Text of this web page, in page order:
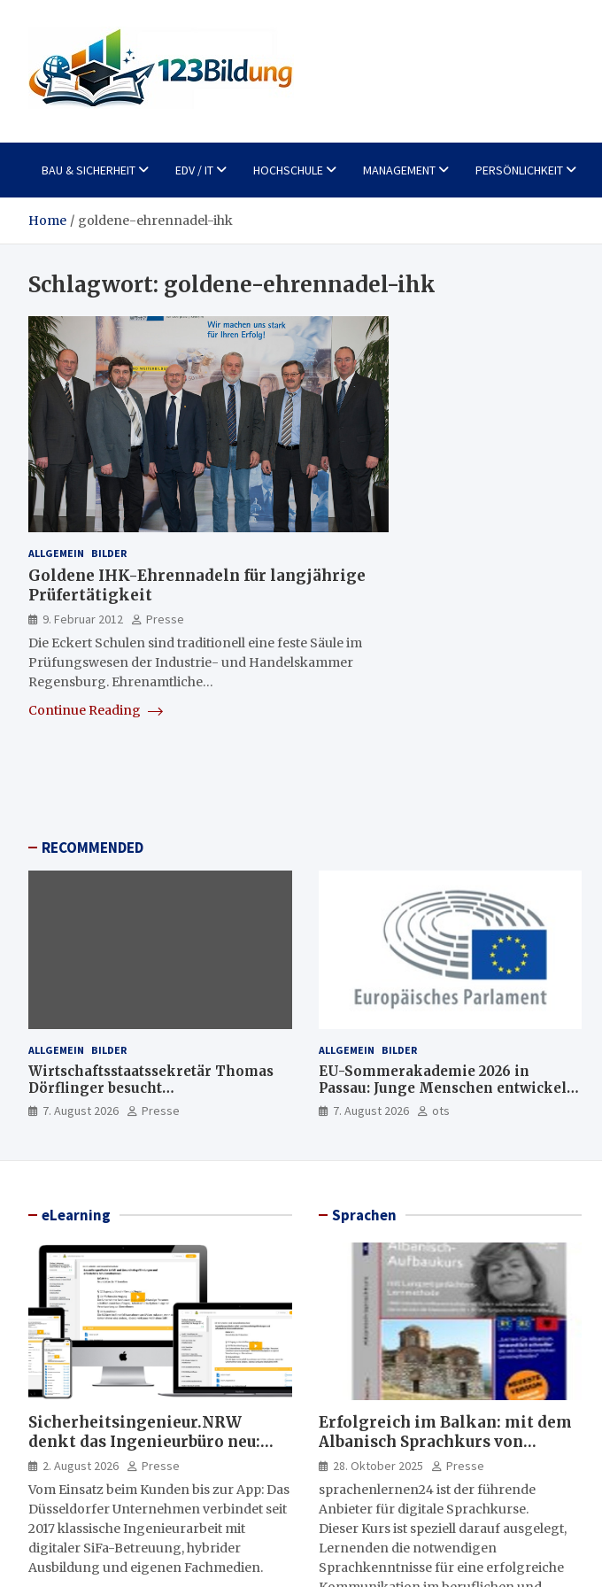
123Bildung
BAU & SICHERHEIT EDV / IT HOCHSCHULE MANAGEMENT PERSÖNLICHKEIT
Home goldene-ehrennadel-ihk
Schlagwort: goldene-ehrennadel-ihk
ALLGEMEIN BILDER
Goldene IHK-Ehrennadeln für langjährige
Prüfertätigkeit
9. Februar 2012
Presse
Die Eckert Schulen sind traditionell eine feste Säule im
Prüfungswesen der Industrie- und Handelskammer
Regensburg. Ehrenamtliche…
Continue Reading
RECOMMENDED
ALLGEMEIN BILDER
Wirtschaftsstaatssekretär Thomas
Dörflinger besucht
Handwerksbetrieb im
Kammerbezirk Freiburg
7. August 2026 Presse
ALLGEMEIN BILDER
EU-Sommerakademie 2026 in
Passau: Junge Menschen entwickeln
Ideen für Europas Zukunft
7. August 2026 ots
eLearning
Sicherheitsingenieur.NRW
denkt das Ingenieurbüro neu:
HSE-Beratung wird digital,
hybrid und multimedial
2. August 2026
Presse
Vom Einsatz beim Kunden bis zur App: Das
Düsseldorfer Unternehmen verbindet seit
2017 klassische Ingenieurarbeit mit
digitaler SiFa-Betreuung, hybrider
Ausbildung und eigenen Fachmedien.
Sprachen
Erfolgreich im Balkan: mit dem
Albanisch Sprachkurs von
sprachenlernen24
28. Oktober 2025
Presse
sprachenlernen24 ist der führende
Anbieter für digitale Sprachkurse.
Dieser Kurs ist speziell darauf ausgelegt,
Lernenden die notwendigen
Sprachkenntnisse für eine erfolgreiche